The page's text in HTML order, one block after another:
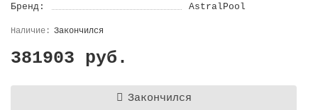
Бренд:
AstralPool
Закончился
381903 руб.
Закончился